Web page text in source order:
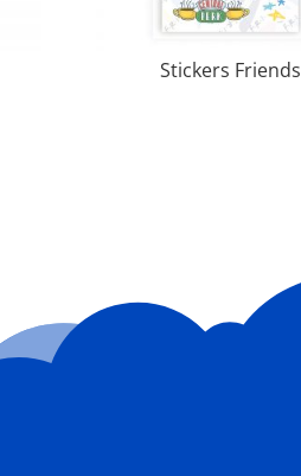
Stickers Friends